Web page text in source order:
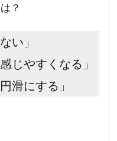
？
い」
じやすくなる」
滑にする」